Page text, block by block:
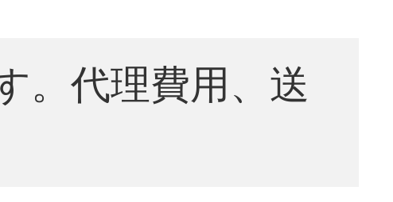
。代理費用、送